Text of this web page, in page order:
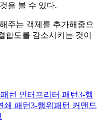
을 볼 수 있다.
주는 객체를 추가해줌으
합도를 감소시키는 것이
턴 인터프리터 패턴3-행
쇄 패턴3-행위패턴 커맨드